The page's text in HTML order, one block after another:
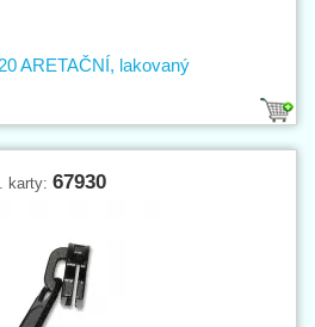
ARETAČNÍ, lakovaný
karty: 67930